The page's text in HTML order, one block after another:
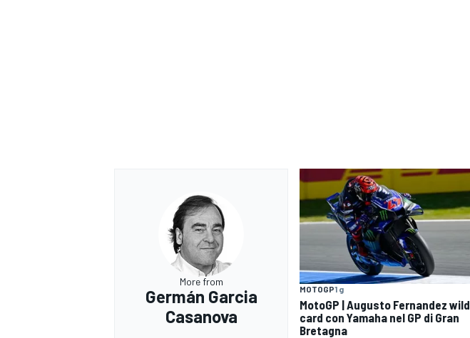
More from
Germán Garcia
Casanova
MOTOGP1 g
MotoGP | Augusto Fernandez wild
card con Yamaha nel GP di Gran
Bretagna